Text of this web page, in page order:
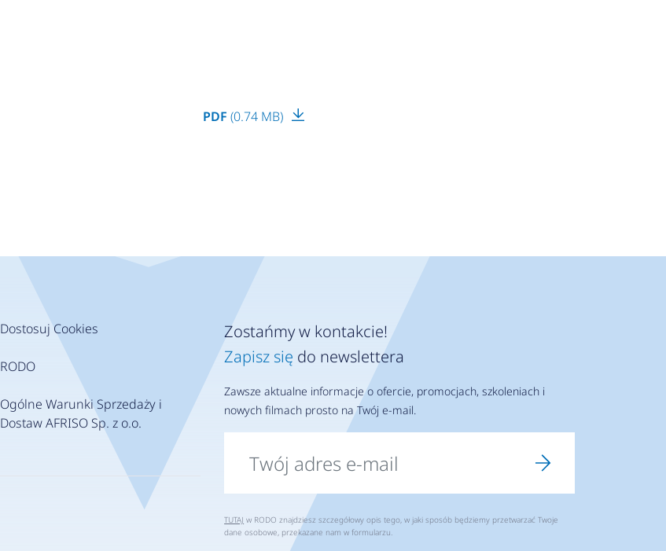
PDF (0.74 MB)
Dostosuj Cookies
RODO
Ogólne Warunki Sprzedaży i
Dostaw AFRISO Sp. z o.o.
Zostańmy w kontakcie!
Zapisz się do newslettera
Zawsze aktualne informacje o ofercie, promocjach, szkoleniach i
nowych filmach prosto na Twój e-mail.
TUTAJ w RODO znajdziesz szczegółowy opis tego, w jaki sposób będziemy przetwarzać Twoje
dane osobowe, przekazane nam w formularzu.